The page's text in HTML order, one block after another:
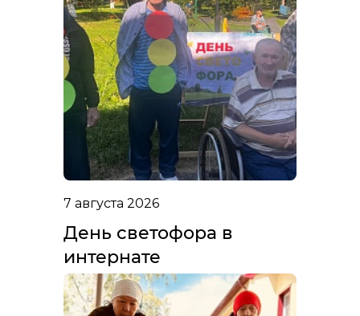
7 августа 2026
День светофора в
интернате